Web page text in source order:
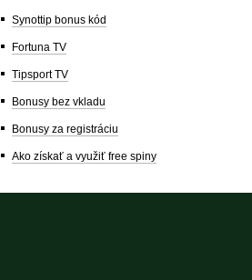
Synottip bonus kód
Fortuna TV
Tipsport TV
Bonusy bez vkladu
Bonusy za registráciu
Ako získať a využiť free spiny